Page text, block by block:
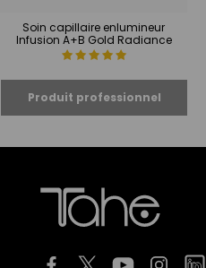
Soin capillaire enlumineur
Infusion A+B Gold Radiance